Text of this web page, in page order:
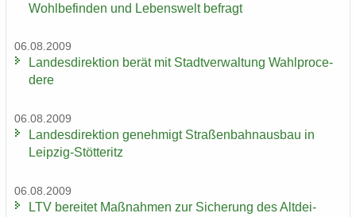
Wohl­be­fin­den und Le­bens­welt be­fragt
06.08.2009
Lan­des­di­rek­ti­on berät mit Stadt­ver­wal­tung Wahlpro­ce­
de­re
06.08.2009
Lan­des­di­rek­ti­on ge­neh­migt Stra­ßen­bahn­aus­bau in
Leipzig-​Stötteritz
06.08.2009
LTV be­rei­tet Maß­nah­men zur Si­che­rung des Alt­dei­